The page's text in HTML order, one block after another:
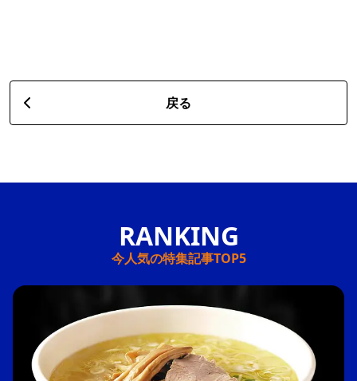
戻る
今人気の特集記事TOP5